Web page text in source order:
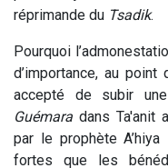
réprimande du Tsadik.
Pourquoi
d’importance, au point
accepté de subir
Guémara dans Ta'anit
par le prophète
fortes que les